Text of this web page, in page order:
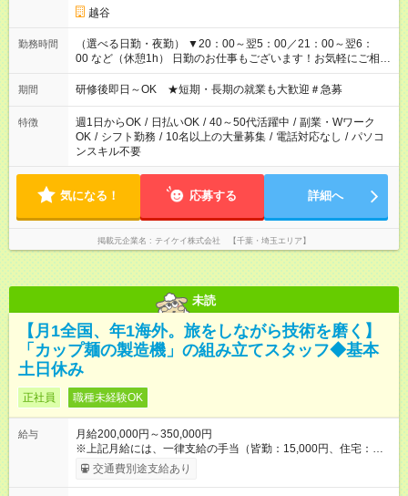
越谷
勤務時間
（選べる日勤・夜勤） ▼20：00～翌5：00／21：00～翌6：
00 など（休憩1h） 日勤のお仕事もございます！お気軽にご相談
ください！
期間 研修後即日～OK ★短期・長期の就業も大歓迎＃急募
特徴 週1日からOK / 日払いOK / 40～50代活躍中 / 副業・Wワーク
OK / シフト勤務 / 10名以上の大量募集 / 電話対応なし / パソコ
ンスキル不要
気になる！ 応募する 詳細へ
掲載元企業名 テイケイ株式会社 【千葉・埼玉エリア】
未読
【月1全国、年1海外。旅をしながら技術を磨く】
「カップ麺の製造機」の組み立てスタッフ◆基本
土日休み
正社員 職種未経験OK
給与
月給200,000円～350,000円
※上記月給には、一律支給の手当（皆勤：15,000円、住宅：
15,000円）を含む。その他、残業代や通勤手当、家族手当など
も支給します。 ★おトクに海外旅行気分！？
交通費別途支給あり